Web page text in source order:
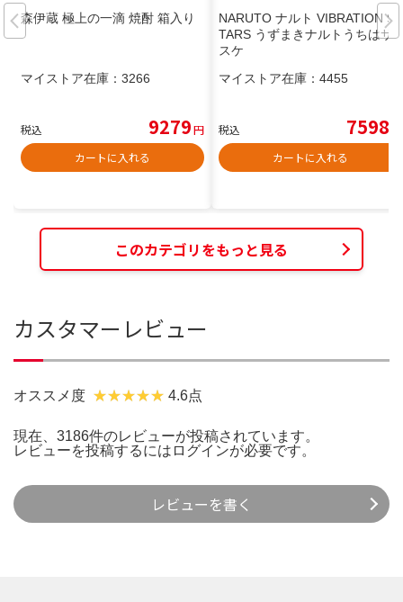
森伊蔵 極上の一滴 焼酎 箱入り
マイストア在庫： 3266
税込 9279円
カートに入れる
NARUTO ナルト VIBRATION S
TARS うずまきナルトうちはサ
スケ
マイストア在庫： 4455
税込 7598
カートに入れる
このカテゴリをもっと見る
カスタマーレビュー
オススメ度 4.6点
現在、3186件のレビューが投稿されています。
レビューを投稿するには ログインが必要です。
レビューを書く